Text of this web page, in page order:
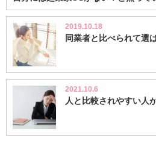
2019.10.18
同業者と比べられて選
2021.10.6
人と比較されやすい人